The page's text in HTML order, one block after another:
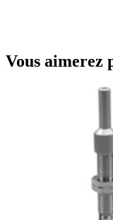
Vous aimerez